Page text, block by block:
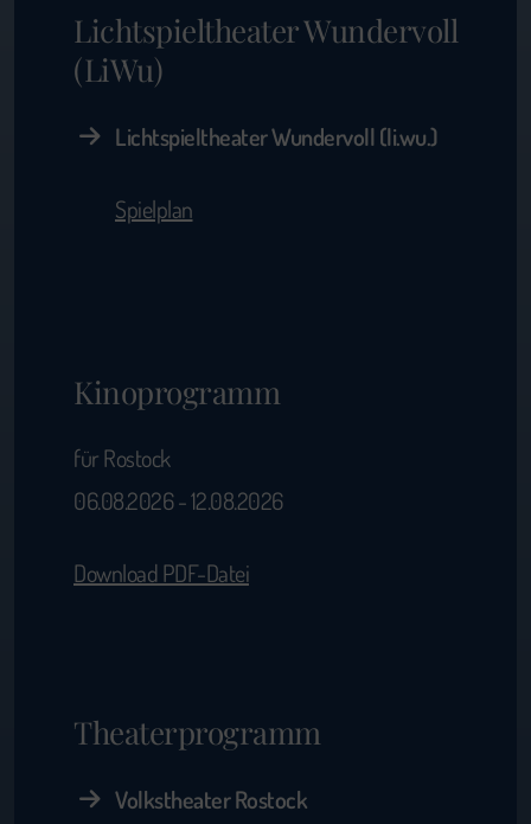
Lichtspieltheater Wundervoll
(LiWu)
Lichtspieltheater Wundervoll (li.wu.)
Spielplan
Kinoprogramm
für Rostock
06.08.2026 - 12.08.2026
Download PDF-Datei
Theaterprogramm
Volkstheater Rostock